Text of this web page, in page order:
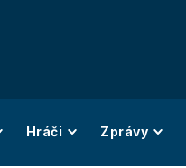
Hráči Zprávy